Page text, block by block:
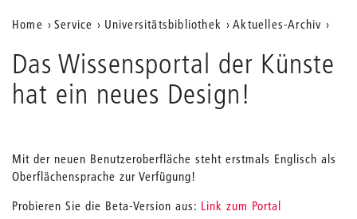
Suche
Aktuelle
Position
auf
der
Home Service Universitätsbibliothek Aktuelles-Archiv
Das Wissensportal der Künste
hat ein neues Design!
Mit der neuen Benutzeroberfläche steht erstmals Englisch als
Oberflächensprache zur Verfügung!
Probieren Sie die Beta-Version aus: Link zum Portal